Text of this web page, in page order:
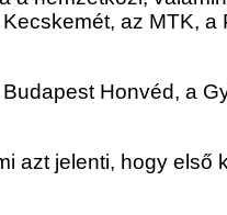
az MTK, a
Honvéd, a
azt jelenti, hogy első